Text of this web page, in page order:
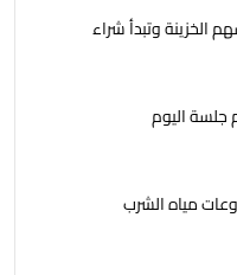
الخزينة وتبدأ شراء
جلسة اليوم
مياه الشرب